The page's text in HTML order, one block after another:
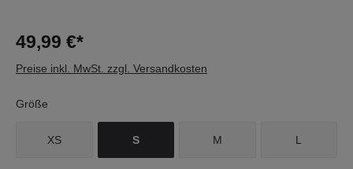
49,99 €*
Preise inkl. MwSt. zzgl. Versandkosten
Größe
XS S M L